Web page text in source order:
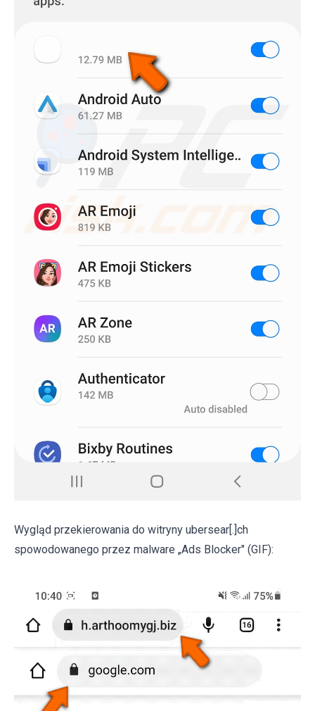
Wygląd przekierowania do witryny ubersear[.]ch
spowodowanego przez malware „Ads Blocker" (GIF):